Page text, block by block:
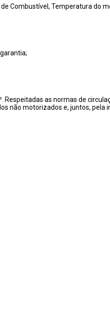
Combustível, Temperatura do
Respeitadas as normas de
não motorizados e, juntos, pela